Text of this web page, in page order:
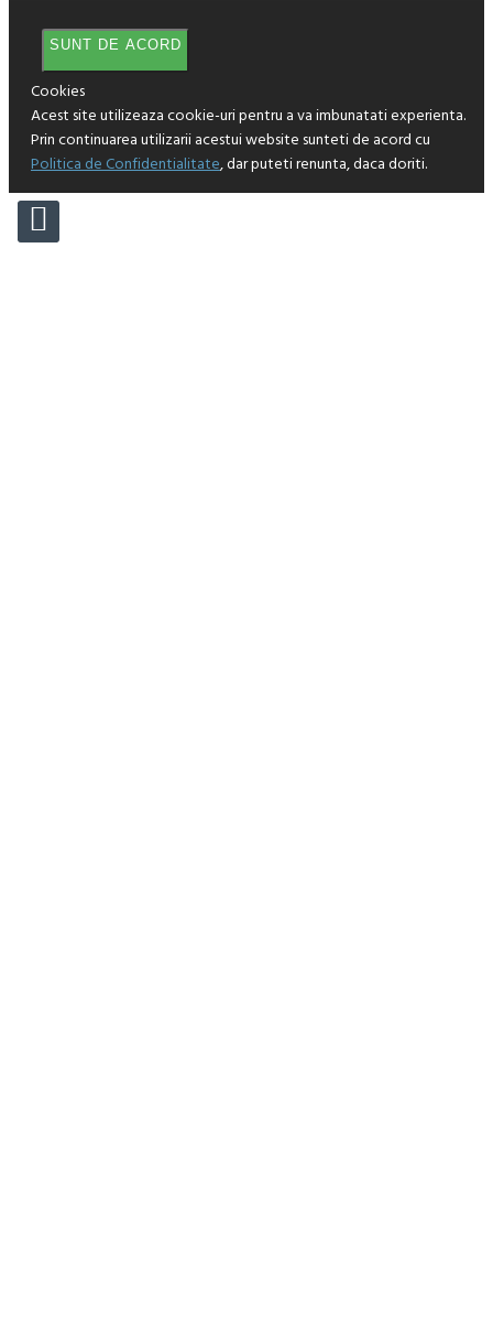
SUNT DE ACORD
Cookies
Acest site utilizeaza cookie-uri pentru a va imbunatati experienta.
Prin continuarea utilizarii acestui website sunteti de acord cu
Politica de Confidentialitate, dar puteti renunta, daca doriti.